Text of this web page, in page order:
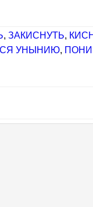
, ЗАКИСНУТЬ,
УНЫНИЮ,